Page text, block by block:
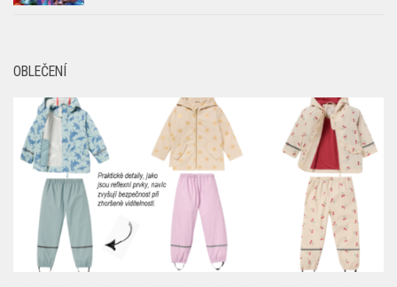
OBLEČENÍ
Do deště, do louží i na hřiště: jarní funkční oblečení pro děti z